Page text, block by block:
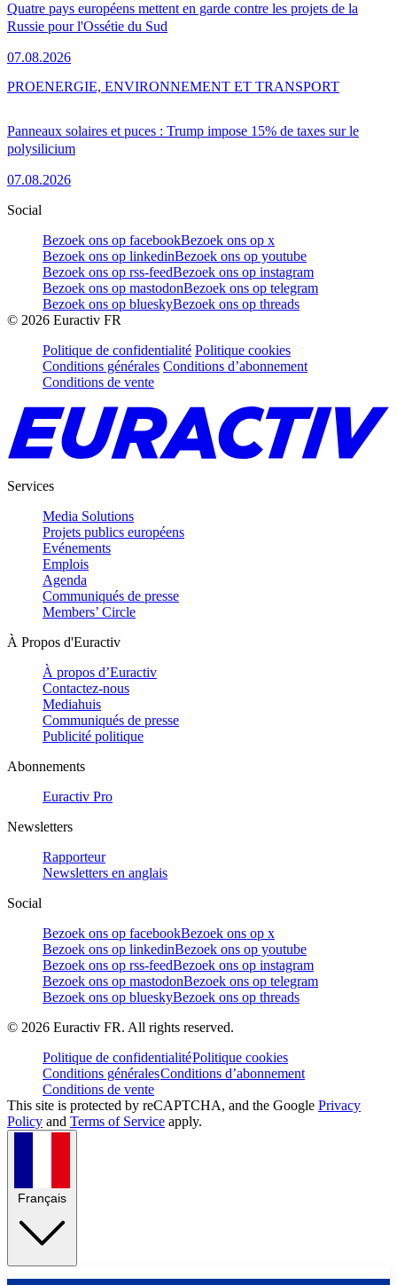
Quatre pays européens mettent en garde contre les projets de la
Russie pour l'Ossétie du Sud
07.08.2026
Panneaux solaires et puces : Trump impose 15% de taxes sur le
polysilicium
07.08.2026
PROENERGIE, ENVIRONNEMENT ET TRANSPORT
Social
Bezoek ons op facebookBezoek ons op x
Bezoek ons op linkedinBezoek ons op youtube
Bezoek ons op rss-feedBezoek ons op instagram
Bezoek ons op mastodonBezoek ons op telegram
Bezoek ons op blueskyBezoek ons op threads
© 2026 Euractiv FR
Politique de confidentialité Politique cookies
Conditions générales Conditions d’abonnement
Conditions de vente
Services
Media Solutions
Projets publics européens
Evénements
Emplois
Agenda
Communiqués de presse
Members’ Circle
À Propos d'Euractiv
À propos d’Euractiv
Contactez-nous
Mediahuis
Communiqués de presse
Publicité politique
Abonnements
Euractiv Pro
Newsletters
Rapporteur
Newsletters en anglais
Social
Bezoek ons op facebookBezoek ons op x
Bezoek ons op linkedinBezoek ons op youtube
Bezoek ons op rss-feedBezoek ons op instagram
Bezoek ons op mastodonBezoek ons op telegram
Bezoek ons op blueskyBezoek ons op threads
© 2026 Euractiv FR. All rights reserved.
Politique de confidentialitéPolitique cookies
Conditions généralesConditions d’abonnement
Conditions de vente
This site is protected by reCAPTCHA, and the Google Privacy
Policy and Terms of Service apply.
Français